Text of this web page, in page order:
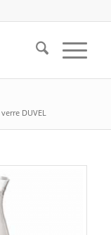
verre DUVEL